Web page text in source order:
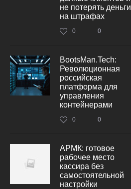
не потерять деньги
на штрафах
0 0
BootsMan.Tech:
Революционная
российская
платформа для
управления
контейнерами
0 0
АРМК: готовое
рабочее место
кассира без
самостоятельной
настройки